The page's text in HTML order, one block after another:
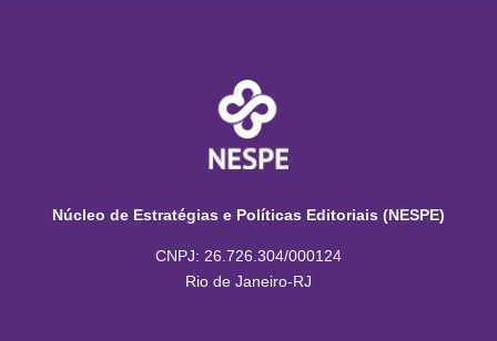
Núcleo de Estratégias e Políticas Editoriais (NESPE)
CNPJ: 26.726.304/000124
Rio de Janeiro-RJ